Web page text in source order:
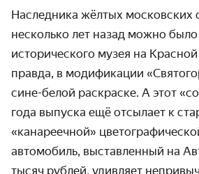
Наследника жёлтых московских
несколько лет назад можно было
исторического музея на
правда, в модификации
сине-белой раскраске. А этот
года выпуска ещё отсылает к
«канареечной»
автомобиль, выставленный на
тысяч рублей, удивляет